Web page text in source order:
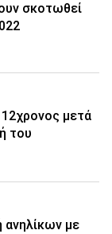
σκοτωθεί
μετά
του
ανηλίκων με